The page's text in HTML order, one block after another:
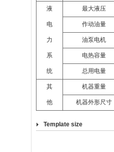
液
电
力
系
统
最大液压
作动油量
油泵电机
电热容量
总用电量
其
他
机器重量
机器外形尺寸
Template size